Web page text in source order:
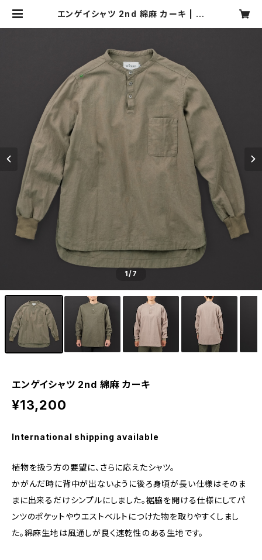
エンゲイシャツ 2nd 綿麻 カーキ | m
1/7
エンゲイシャツ 2nd 綿麻 カーキ
¥13,200
International shipping available
植物を扱う方の要望に、さらに応えたシャツ。
かがんだ時に背中が出ないように後ろ身頃が長い仕様はそのま
まに出来るだけシンプルにしました。裾脇を開ける仕様にしてパ
ンツのポケットやウエストベルトにつけた物を取りやすくしまし
た。綿麻生地は風通しが良く速乾性のある生地です。